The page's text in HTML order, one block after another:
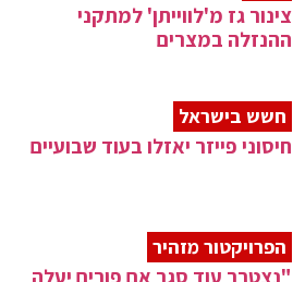
צינור גז מ'לווייתן' למתקני
ההנזלה במצרים
חשש בישראל
חיסוני פייזר יאזלו בעוד שבועיים
הפרויקטור מזהיר